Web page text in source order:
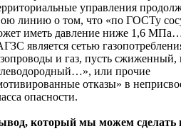
управления
линию о том, что «по ГОСТу
иметь давление ниже 1,6
является сетью
и газ, пусть сжиженный,
или прочие
отказы» в
опасности.
который мы можем сделать